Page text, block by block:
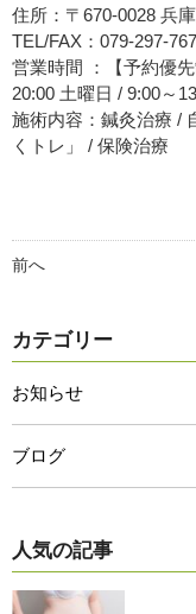
住所：〒670-0028 兵
TEL/FAX：079-297-
営業時間 ：【予約優
20:00 土曜日 / 9:00～
施術内容：鍼灸治療 /
くトレ」 / 保険治療
前へ
カテゴリー
お知らせ
ブログ
人気の記事